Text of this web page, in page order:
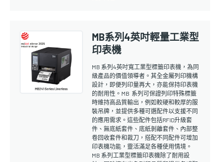
MB系列4英吋輕量工業型
印表機
MB 系列4英吋寬工業型標籤印表機，為同
級產品的價值領導者。其全金屬列印機構
設計，即便列印量再大，亦能保持印表機
的耐用性。MB 系列可保證列印特殊標籤
時維持高品質輸出，例如較硬和較厚的服
裝吊牌，並提供多種可選配件以支援不同
的應用需求。這些配件包括RFID升級套
件、無底紙套件、底紙剝離套件、內部整
卷回收套件和裁刀，搭配不同配件可增加
印表機功能，靈活滿足各種使用情境。
MB 系列工業型標籤印表機除了耐用設